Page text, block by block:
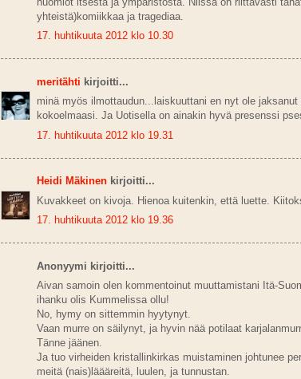
yhteistä)komiikkaa ja tragediaa.
17. huhtikuuta 2012 klo 10.30
meritähti kirjoitti...
minä myös ilmottaudun...laiskuuttani en nyt ole
kokoelmaasi. Ja Uotisella on ainakin hyvä presenssi
17. huhtikuuta 2012 klo 19.31
Heidi Mäkinen kirjoitti...
Kuvakkeet on kivoja. Hienoa kuitenkin, että luette.
17. huhtikuuta 2012 klo 19.36
Anonyymi kirjoitti...
Aivan samoin olen kommentoinut muuttamistani Itä-
ihanku olis Kummelissa ollu!
No, hymy on sittemmin hyytynyt.
Vaan murre on säilynyt, ja hyvin nää potilaat
Tänne jäänen.
Ja tuo virheiden kristallinkirkas muistaminen johtunee
meitä (nais)läääreitä, luulen, ja tunnustan.